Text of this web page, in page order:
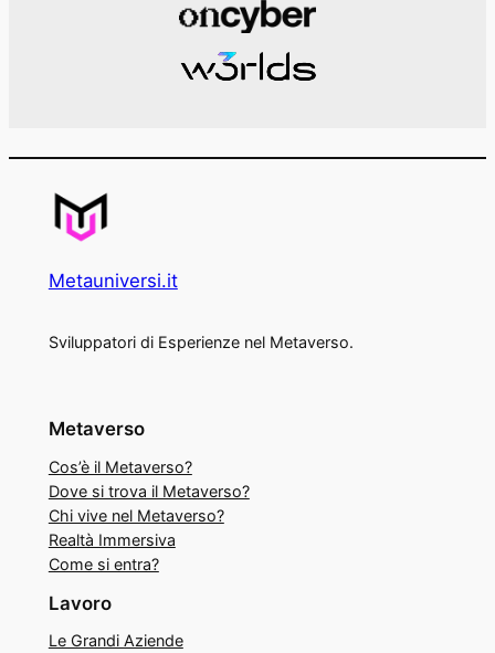
Metauniversi.it
Sviluppatori di Esperienze nel Metaverso.
Metaverso
Cos’è il Metaverso?
Dove si trova il Metaverso?
Chi vive nel Metaverso?
Realtà Immersiva
Come si entra?
Lavoro
Le Grandi Aziende